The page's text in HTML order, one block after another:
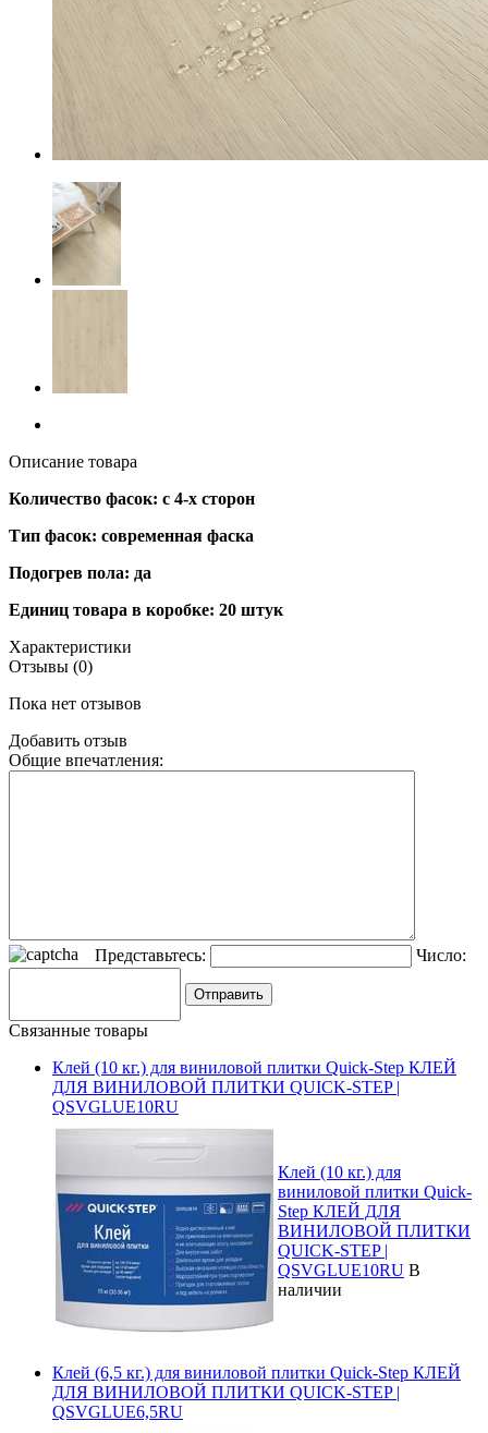
Описание товара
Количество фасок: с 4-х сторон
Тип фасок: современная фаска
Подогрев пола: да
Единиц товара в коробке: 20 штук
Характеристики
Отзывы (0)
Пока нет отзывов
Добавить отзыв
Общие впечатления:
Представьтесь: Число:
Связанные товары
Клей (10 кг.) для виниловой плитки Quick-Step КЛЕЙ
ДЛЯ ВИНИЛОВОЙ ПЛИТКИ QUICK-STEP |
QSVGLUE10RU
Клей (10 кг.) для
виниловой плитки Quick-
Step КЛЕЙ ДЛЯ
ВИНИЛОВОЙ ПЛИТКИ
QUICK-STEP |
QSVGLUE10RU В
наличии
Клей (6,5 кг.) для виниловой плитки Quick-Step КЛЕЙ
ДЛЯ ВИНИЛОВОЙ ПЛИТКИ QUICK-STEP |
QSVGLUE6,5RU